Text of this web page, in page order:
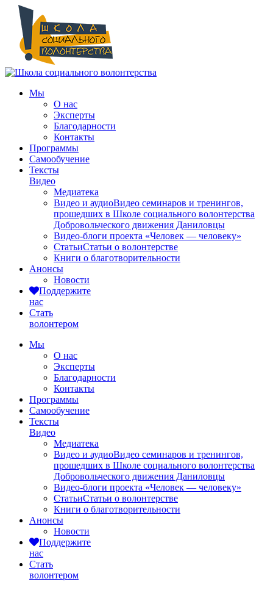
Мы
О нас
Эксперты
Благодарности
Контакты
Программы
Самообучение
Тексты
Видео
Медиатека
Видео и аудиоВидео семинаров и тренингов,
прошедших в Школе социального волонтерства
Добровольческого движения Даниловцы
Видео-блоги проекта «Человек — человеку»
СтатьиСтатьи о волонтерстве
Книги о благотворительности
Анонсы
Новости
Поддержите
нас
Стать
волонтером
Мы
О нас
Эксперты
Благодарности
Контакты
Программы
Самообучение
Тексты
Видео
Медиатека
Видео и аудиоВидео семинаров и тренингов,
прошедших в Школе социального волонтерства
Добровольческого движения Даниловцы
Видео-блоги проекта «Человек — человеку»
СтатьиСтатьи о волонтерстве
Книги о благотворительности
Анонсы
Новости
Поддержите
нас
Стать
волонтером